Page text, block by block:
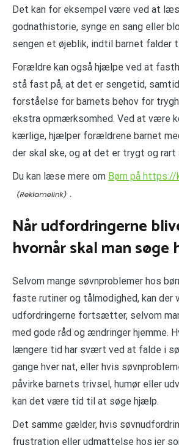
Det kan for eksempel være ved at
godnathistorie, synge en sang eller
sengen et øjeblik, indtil barnet falder
Forældre kan også hjælpe ved at
stå fast på, at det er sengetid,
forståelse for barnets behov for
ekstra opmærksomhed. Ved at være
kærlige, hjælper forældrene barnet
der skal ske, og at det er trygt og rart
Du kan læse mere om Børn på
.
Når udfordringerne
hvornår skal man søge
Selvom mange søvnproblemer hos
faste rutiner og tålmodighed, kan
udfordringerne fortsætter, selvom
med gode råd og ændringer hjemme.
længere tid har svært ved at falde i
gange hver nat, eller hvis
påvirke barnets trivsel, humør eller
kan det være tid til at søge hjælp.
Det samme gælder, hvis
frustration eller udmattelse hos jer